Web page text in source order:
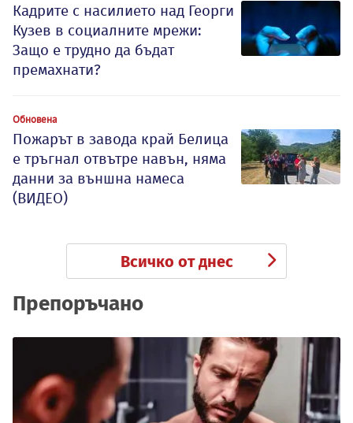
Кадрите с насилието над Георги
Кузев в социалните мрежи:
Защо е трудно да бъдат
премахнати?
Обновена
Пожарът в завода край Белица
е тръгнал отвътре навън, няма
данни за външна намеса
(ВИДЕО)
Всичко от днес
Препоръчано